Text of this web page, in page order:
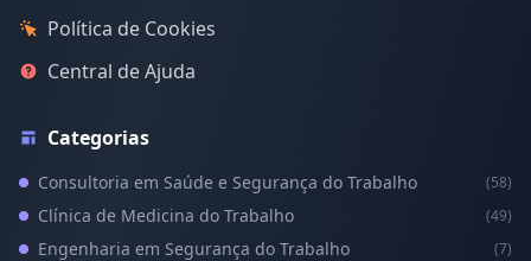
Política de Cookies
Central de Ajuda
Categorias
Consultoria em Saúde e Segurança do Trabalho (58)
Clínica de Medicina do Trabalho (49)
Engenharia em Segurança do Trabalho (7)